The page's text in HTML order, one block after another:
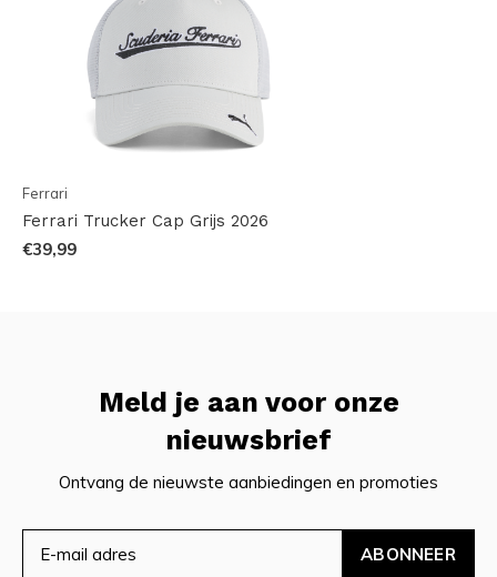
Ferrari
Ferrari Trucker Cap Grijs 2026
€39,99
Meld je aan voor onze
nieuwsbrief
Ontvang de nieuwste aanbiedingen en promoties
ABONNEER